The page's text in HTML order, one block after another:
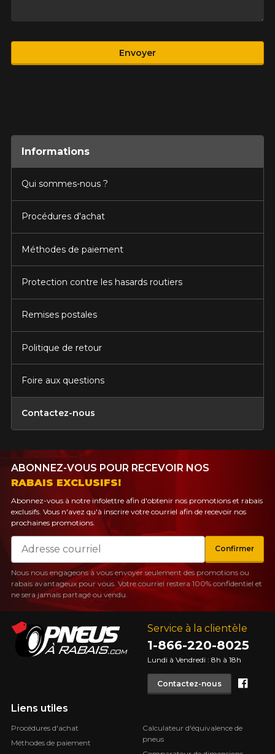
Produit
Envoyer
Informations
Qui sommes-nous ?
Procédures d'achat
Méthodes de paiement
Protection contre les hasards routiers
Remises postales
Politique de retour
Foire aux questions
Contactez-nous
Service à la clientèle
1-866-220-8025
Lundi à Vendredi : 8h à 18h
Contactez-nous
Liens utiles
Procédures d'achat
Méthodes de paiement
Calculateur d'équivalence de
pneus
ABONNEZ-VOUS POUR RECEVOIR NOS
RABAIS EXCLUSIFS!
Abonnez-vous à notre infolettre afin d'obtenir nos promotions et rabais
exclusifs. Vous n'avez qu'à inscrire votre courriel afin de recevoir nos
prochaines promotions.
Courriel
Confirmer
Nous nous engageons à vous envoyer seulement des promotions ou
rabais avantageux pour vous. Votre courriel restera 100% confidentiel et
ne sera jamais partagé ou vendu.